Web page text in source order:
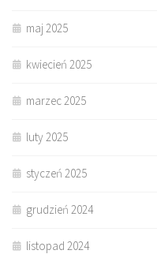
maj 2025
kwiecień 2025
marzec 2025
luty 2025
styczeń 2025
grudzień 2024
listopad 2024